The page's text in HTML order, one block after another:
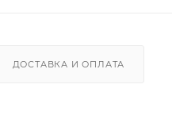
ДОСТАВКА И ОПЛАТА